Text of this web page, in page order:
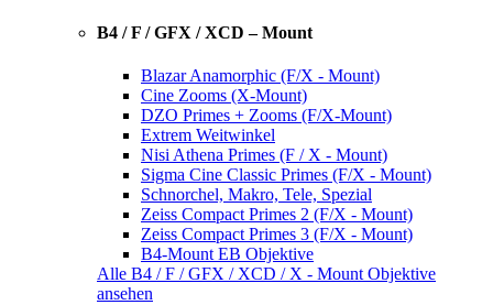
B4 / F / GFX / XCD – Mount
Blazar Anamorphic (F/X - Mount)
Cine Zooms (X-Mount)
DZO Primes + Zooms (F/X-Mount)
Extrem Weitwinkel
Nisi Athena Primes (F / X - Mount)
Sigma Cine Classic Primes (F/X - Mount)
Schnorchel, Makro, Tele, Spezial
Zeiss Compact Primes 2 (F/X - Mount)
Zeiss Compact Primes 3 (F/X - Mount)
B4-Mount EB Objektive
Alle B4 / F / GFX / XCD / X - Mount Objektive
ansehen